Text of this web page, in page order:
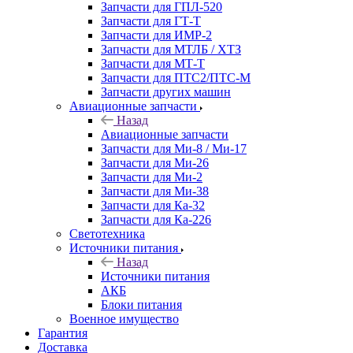
Запчасти для ГПЛ-520
Запчасти для ГТ-Т
Запчасти для ИМР-2
Запчасти для МТЛБ / ХТЗ
Запчасти для МТ-Т
Запчасти для ПТС2/ПТС-М
Запчасти других машин
Авиационные запчасти
Назад
Авиационные запчасти
Запчасти для Ми-8 / Ми-17
Запчасти для Ми-26
Запчасти для Ми-2
Запчасти для Ми-38
Запчасти для Ка-32
Запчасти для Ка-226
Светотехника
Источники питания
Назад
Источники питания
АКБ
Блоки питания
Военное имущество
Гарантия
Доставка